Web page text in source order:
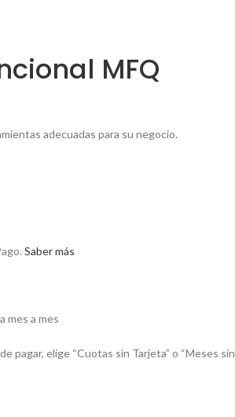
MFQ
adecuadas para su negocio.
Saber más
mes a mes
pagar, elige “Cuotas sin Tarjeta” o “Meses sin